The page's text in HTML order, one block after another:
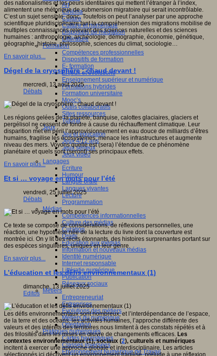
Art
Cinéma
Culture
Culture et numérique
Dispositifs de médiation
Littérature
Formation
Compétences professionnelles
Dispositifs de formation
E- formation
Enjeux et évolutions
Enseignement supérieur et numérique
Formations hybrides
Formation universitaire
Mooc’s
Outils collaboratifs
Sites ressources
Tutorat
Jeux
Jeu et éducation
Jeux 4/12 ans
Jeux sérieux
Jeux vidéo
Langages
Ecriture
Humour
Langue orale
Langues vivantes
Lecture
Programmation
Médias
Compétences informationnelles
Culture des médias
Curation
Droits
Education aux médias
Information et nouveaux médias
Identité numérique
Internet responsable
Littératie numérique
Publication
Réseaux sociaux
Métiers
Entrepreneuriat
Entreprises
Evolutions des métiers
Métiers du numérique
Orientation
Pratiques numériques
Cartes heuristiques
Classes inversées
Environnement Numérique de Travail
des nationalismes et les peurs identitaires qui mettent l’étranger à l’index,
alimentent une rhétorique de submersion migratoire qui serait incontrôlable.
C’est un sujet sensible, donc. Toutefois on peut l’analyser par une approche
scientifique pluridisciplinaire tant la compréhension des migrations mobilise de
multiples connaissances relevant des sciences naturelles et des sciences
humaines : anthropologie, archéologie, démographie, économie, génétique,
géographie, histoire, philosophie, sciences du climat, sociologie…
En savoir plus...
Dégel de la cryosphère : chaud devant !
mercredi, 13 août 2025
Débats
Les régions gelées de la planète, banquise, calottes glaciaires, glaciers et
pergélisol ne cessent de fondre à cause du réchauffement climatique. Leur
disparition met en péril l’approvisionnement en eau douce de milliards d’êtres
humains, fragilise les écosystèmes, menace les infrastructures et augmente
niveau des mers. Voyons quelle est (sera) l’étendue de ce phénomène
planétaire et quels sont (seront) ses principaux effets.
En savoir plus...
Et si … voyage en mots pour l’été
vendredi, 25 juillet 2025
Débats
Ce texte se compose de considérations, de réflexions personnelles, une
réaction, une hypothèse née de la lecture du livre dont la couverture est
montrée ici. On y lit des récits étonnants, des histoires surprenantes portant sur
des espèces singulières, uniques en leur genre.
En savoir plus...
L’éducation et les défis environnementaux (1)
dimanche, 13 juillet 2025
Editos
Les défis environnementaux sont nombreux, et l’interdépendance de l’espace,
de la terre et des océans, les activités humaines, l’approche différente des
valeurs et des intérêts des territoires nous limitent à des constats répétés et à
des frilosités dans les mises en œuvre de changements efficaces. Les
contextes environnementaux (1), sociaux (2), culturels et numériques
incitent à exercer une approche globale et interdisciplinaire. Les articles